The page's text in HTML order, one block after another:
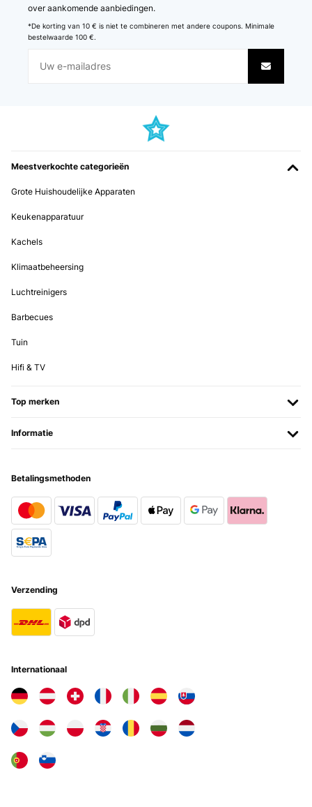
over aankomende aanbiedingen.
*De korting van 10 € is niet te combineren met andere coupons. Minimale
bestelwaarde 100 €.
Meestverkochte categorieën
Grote Huishoudelijke Apparaten
Keukenapparatuur
Kachels
Klimaatbeheersing
Luchtreinigers
Barbecues
Tuin
Hifi & TV
Top merken
Informatie
Betalingsmethoden
Verzending
Internationaal